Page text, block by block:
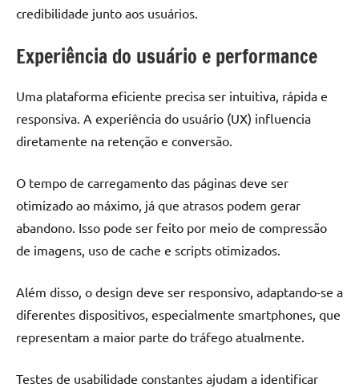
credibilidade junto aos usuários.
Experiência do usuário e performance
Uma plataforma eficiente precisa ser intuitiva, rápida e
responsiva. A experiência do usuário (UX) influencia
diretamente na retenção e conversão.
O tempo de carregamento das páginas deve ser
otimizado ao máximo, já que atrasos podem gerar
abandono. Isso pode ser feito por meio de compressão
de imagens, uso de cache e scripts otimizados.
Além disso, o design deve ser responsivo, adaptando-se a
diferentes dispositivos, especialmente smartphones, que
representam a maior parte do tráfego atualmente.
Testes de usabilidade constantes ajudam a identificar